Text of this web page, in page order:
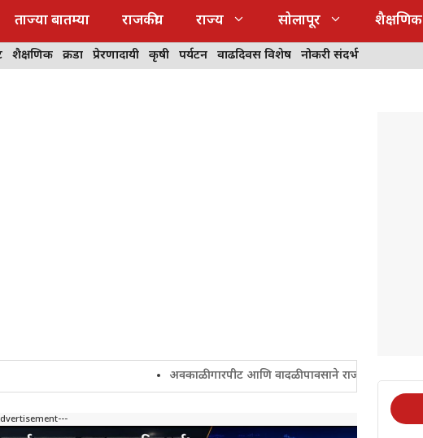
ताज्या बातम्या राजकीय राज्य सोलापूर शैक्षणिक
शैक्षणिक क्रीडा प्रेरणादायी कृषी पर्यटन वाढदिवस विशेष नोकरी संदर्भ
अवकाळी गारपीट आणि वादळी पावसाने राज्यातील शेतकरी चिंतेत !